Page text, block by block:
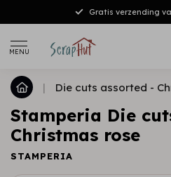
Gratis verzending
MENU
| Die cuts assorted -
Stamperia Die
Christmas rose
STAMPERIA